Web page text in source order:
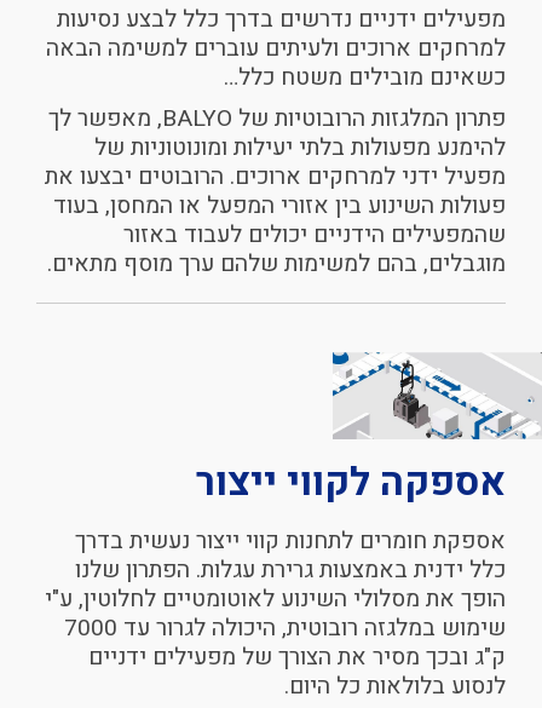
מפעילים ידניים נדרשים בדרך כלל לבצע נסיעות
למרחקים ארוכים ולעיתים עוברים למשימה הבאה
כשאינם מובילים משטח כלל…
פתרון המלגזות הרובוטיות של BALYO, מאפשר לך
להימנע מפעולות בלתי יעילות ומונוטוניות של
מפעיל ידני למרחקים ארוכים. הרובוטים יבצעו את
פעולות השינוע בין אזורי המפעל או המחסן, בעוד
שהמפעילים הידניים יכולים לעבוד באזור
מוגבלים, בהם למשימות שלהם ערך מוסף מתאים.
אספקה לקווי ייצור
אספקת חומרים לתחנות קווי ייצור נעשית בדרך
כלל ידנית באמצעות גרירת עגלות. הפתרון שלנו
הופך את מסלולי השינוע לאוטומטיים לחלוטין, ע"י
שימוש במלגזה רובוטית, היכולה לגרור עד 7000
ק"ג ובכך מסיר את הצורך של מפעילים ידניים
לנסוע בלולאות כל היום.